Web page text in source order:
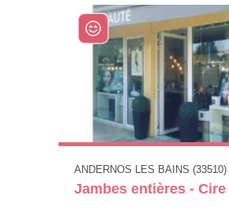
ANDERNOS LES BAINS (33510)
Jambes entières -